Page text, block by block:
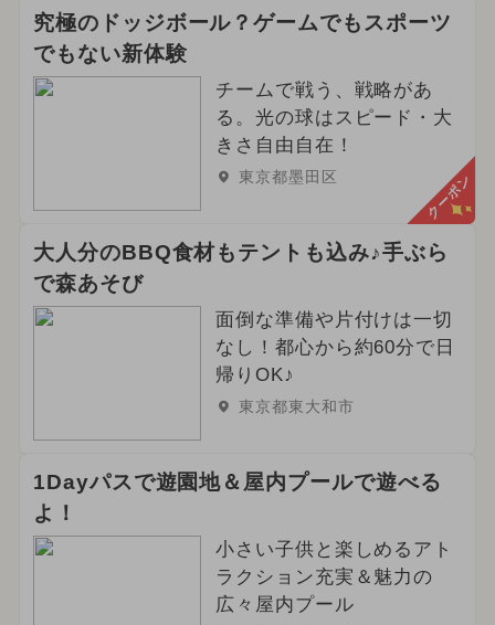
究極のドッジボール？ゲームでもスポーツ
でもない新体験
チームで戦う、戦略があ
る。光の球はスピード・大
きさ自由自在！
東京都墨田区 クーポン
大人分のBBQ食材もテントも込み♪手ぶら
で森あそび
面倒な準備や片付けは一切
なし！都心から約60分で日
帰りOK♪
東京都東大和市
1Dayパスで遊園地＆屋内プールで遊べる
よ！
小さい子供と楽しめるアト
ラクション充実＆魅力の
広々屋内プール